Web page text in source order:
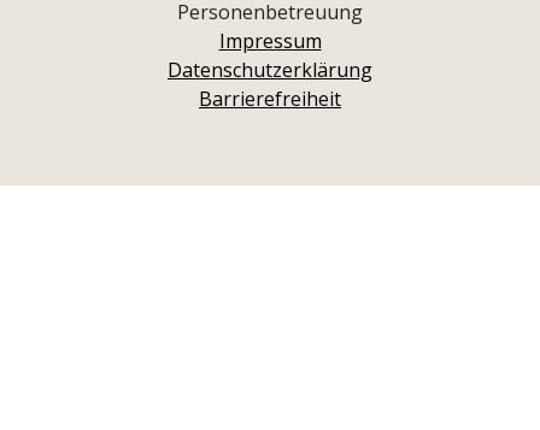
Personenbetreuung
Impressum
Datenschutzerklärung
Barrierefreiheit